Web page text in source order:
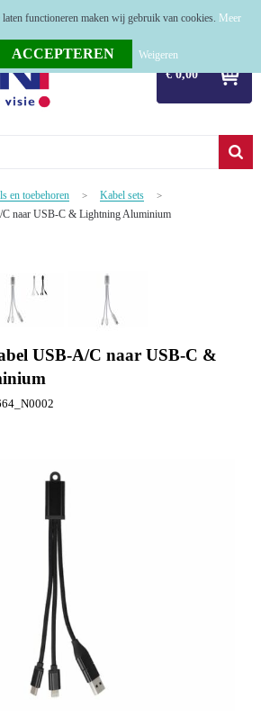
€ 0,00
en toebehoren > Kabel sets >
naar USB-C & Lightning Aluminium
USB-A/C naar USB-C &
functioneren maken wij gebruik van cookies. Meer
Weigeren